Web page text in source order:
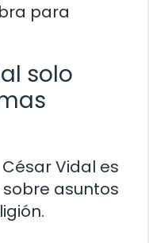
para
solo
Vidal es
asuntos